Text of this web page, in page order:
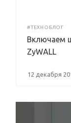
#ТЕХНОБЛОГ
Включаем
ZyWALL
12 декабря